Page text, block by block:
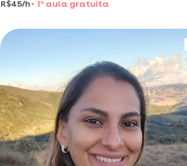
R$45/h
1 a aula gratuita